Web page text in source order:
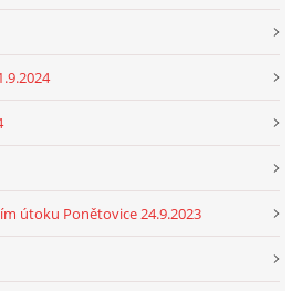
útoku Ponětovice 24.9.2023